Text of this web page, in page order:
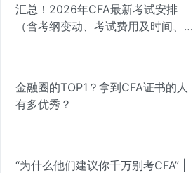
汇总！2026年CFA最新考试安排
（含考纲变动、考试费用及时间、备
金融圈的TOP1？拿到CFA证书的人
有多优秀？
“为什么他们建议你千万别考CFA” |